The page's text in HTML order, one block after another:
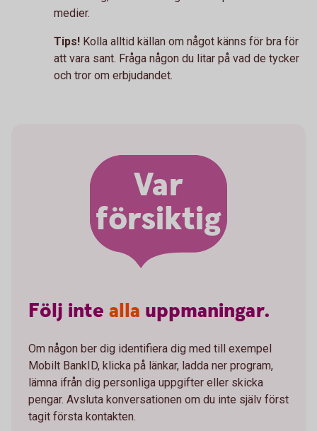
medier.
Tips! Kolla alltid källan om något känns för bra för
att vara sant. Fråga någon du litar på vad de tycker
och tror om erbjudandet.
Var
försiktig
Följ inte alla uppmaningar.
Om någon ber dig identifiera dig med till exempel
Mobilt BankID, klicka på länkar, ladda ner program,
lämna ifrån dig personliga uppgifter eller skicka
pengar. Avsluta konversationen om du inte själv först
tagit första kontakten.